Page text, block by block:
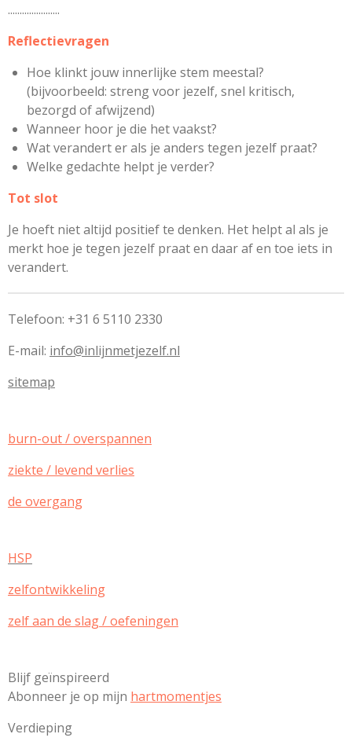
......................
Reflectievragen
Hoe klinkt jouw innerlijke stem meestal?
(bijvoorbeeld: streng voor jezelf, snel kritisch,
bezorgd of afwijzend)
Wanneer hoor je die het vaakst?
Wat verandert er als je anders tegen jezelf praat?
Welke gedachte helpt je verder?
Tot slot
Je hoeft niet altijd positief te denken. Het helpt al als je
merkt hoe je tegen jezelf praat en daar af en toe iets in
verandert.
Telefoon: +31 6 5110 2330
E-mail: info@inlijnmetjezelf.nl
sitemap
burn-out / overspannen
ziekte / levend verlies
de overgang
HSP
zelfontwikkeling
zelf aan de slag / oefeningen
Blijf geïnspireerd
Abonneer je op mijn hartmomentjes
Verdieping